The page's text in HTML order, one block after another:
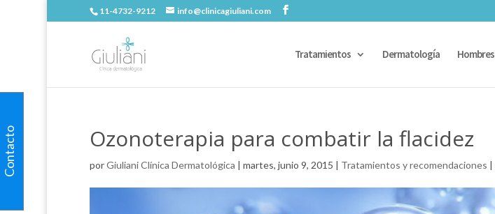
11-4732-9212 info@clinicagiuliani.com
Tratamientos Dermatología Hombres
Ozonoterapia para combatir la flacidez
porGiuliani Clínica Dermatológica | martes, junio 9, 2015 | Tratamientos y recomendaciones |
Contacto